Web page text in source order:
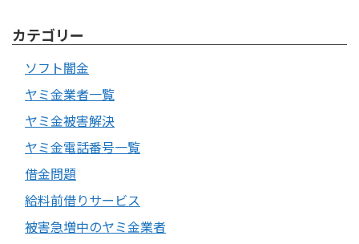
カテゴリー
ソフト闇金
ヤミ金業者一覧
ヤミ金被害解決
ヤミ金電話番号一覧
借金問題
給料前借りサービス
被害急増中のヤミ金業者